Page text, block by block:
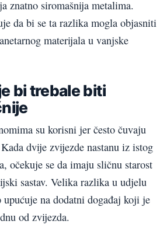
znatno siromašnija metalima.
da bi se ta razlika mogla objasniti
materijala u vanjske
bi trebale biti
su korisni jer često čuvaju
dvije zvijezde nastanu iz istog
očekuje se da imaju sličnu starost
sastav. Velika razlika u udjelu
upućuje na dodatni događaj koji je
od zvijezda.